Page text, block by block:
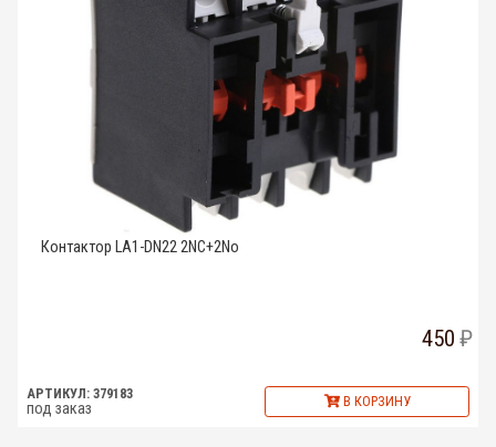
Контактор LA1-DN22 2NC+2No
450
АРТИКУЛ: 379183
под заказ В КОРЗИНУ